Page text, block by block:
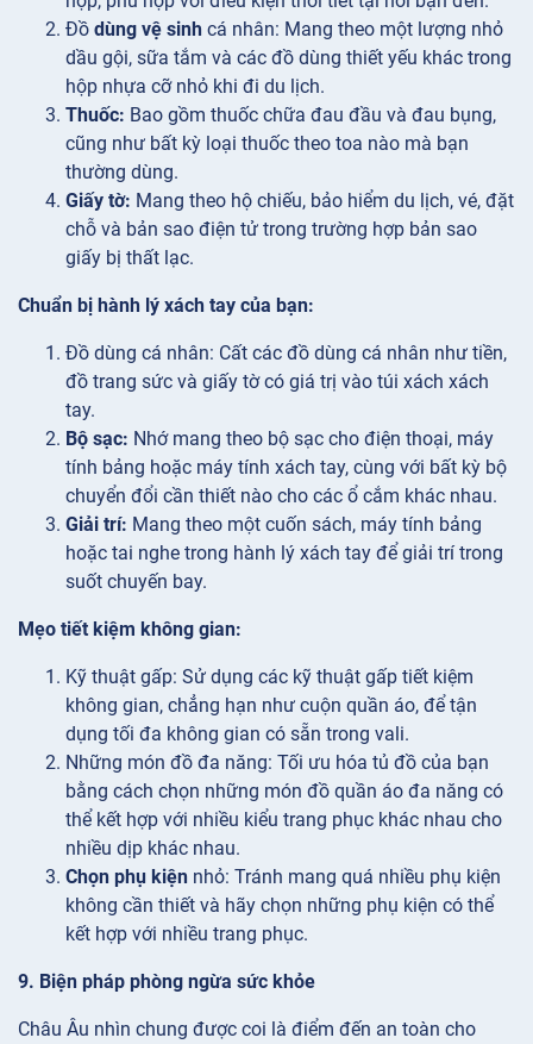
Đồ dùng vệ sinh cá nhân: Mang theo một lượng nhỏ
dầu gội, sữa tắm và các đồ dùng thiết yếu khác trong
hộp nhựa cỡ nhỏ khi đi du lịch.
Thuốc: Bao gồm thuốc chữa đau đầu và đau bụng,
cũng như bất kỳ loại thuốc theo toa nào mà bạn
thường dùng.
Giấy tờ: Mang theo hộ chiếu, bảo hiểm du lịch, vé, đặt
chỗ và bản sao điện tử trong trường hợp bản sao
giấy bị thất lạc.
Chuẩn bị hành lý xách tay của bạn:
Đồ dùng cá nhân: Cất các đồ dùng cá nhân như tiền,
đồ trang sức và giấy tờ có giá trị vào túi xách xách
tay.
Bộ sạc: Nhớ mang theo bộ sạc cho điện thoại, máy
tính bảng hoặc máy tính xách tay, cùng với bất kỳ bộ
chuyển đổi cần thiết nào cho các ổ cắm khác nhau.
Giải trí: Mang theo một cuốn sách, máy tính bảng
hoặc tai nghe trong hành lý xách tay để giải trí trong
suốt chuyến bay.
Mẹo tiết kiệm không gian:
Kỹ thuật gấp: Sử dụng các kỹ thuật gấp tiết kiệm
không gian, chẳng hạn như cuộn quần áo, để tận
dụng tối đa không gian có sẵn trong vali.
Những món đồ đa năng: Tối ưu hóa tủ đồ của bạn
bằng cách chọn những món đồ quần áo đa năng có
thể kết hợp với nhiều kiểu trang phục khác nhau cho
nhiều dịp khác nhau.
Chọn phụ kiện nhỏ: Tránh mang quá nhiều phụ kiện
không cần thiết và hãy chọn những phụ kiện có thể
kết hợp với nhiều trang phục.
9. Biện pháp phòng ngừa sức khỏe
Châu Âu nhìn chung được coi là điểm đến an toàn cho